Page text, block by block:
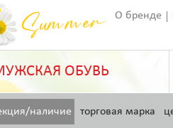
О бренде
ОБУВЬ
наличие торговая марка